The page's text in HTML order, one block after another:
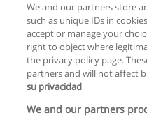
We and our partners store
such as unique IDs in
accept or manage your
right to object where
the privacy policy page.
partners and will not affect
su privacidad
We and our partners